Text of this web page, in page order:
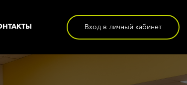
Вход в личный кабинет